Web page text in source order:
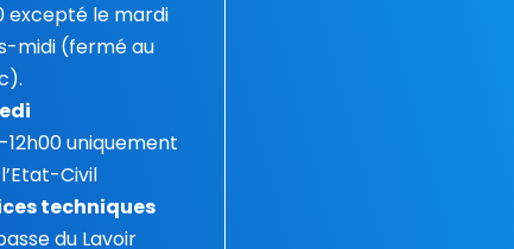
excepté le mardi
midi (fermé au
uniquement
Civil
techniques
du Lavoir